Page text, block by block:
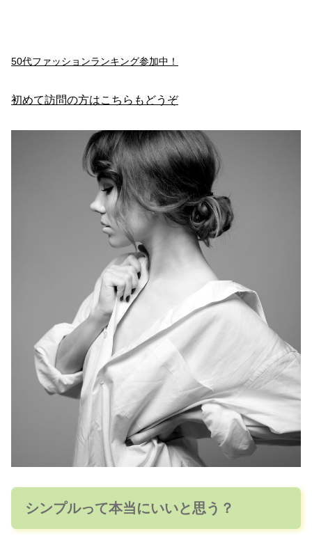
50代ファッションランキング参加中！
初めて訪問の方はこちらもどうぞ
シンプルって本当にいいと思う？